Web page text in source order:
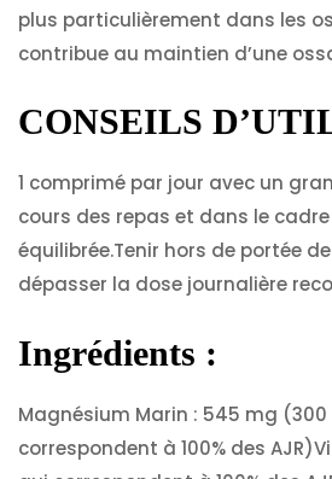
plus particulièrement dans les
contribue au maintien d’une
CONSEILS
1 comprimé par jour avec un
cours des repas et dans le
équilibrée.Tenir hors de portée
dépasser la dose journalière
Ingrédients :
Magnésium Marin : 545 mg
correspondent à 100% des